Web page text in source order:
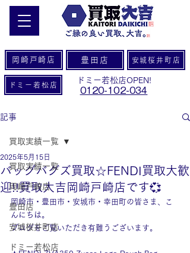
岡崎戸崎店 豊田店 安城桜井町店
ドミー若松店
ドミー若松店OPEN!
0120-102-034
記事
買取実績一覧
岡崎戸崎店
豊田店
安城桜井町店
ドミー若松店
買取実績一覧
バッグバグズ買取☆FENDI買取大歓
迎!!買取大吉岡崎戸崎店です💞
2025年5月15日
岡崎市・豊田市・安城市・幸田町の皆さま、こ
んにちは。
ブログをご覧いただき有難うございます。